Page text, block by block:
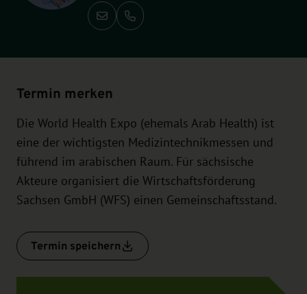
Anrufen: +351-2138 141
Termin merken
Die World Health Expo (ehemals Arab Health) ist
eine der wichtigsten Medizintechnikmessen und
führend im arabischen Raum. Für sächsische
Akteure organisiert die Wirtschaftsförderung
Sachsen GmbH (WFS) einen Gemeinschaftsstand.
Termin speichern